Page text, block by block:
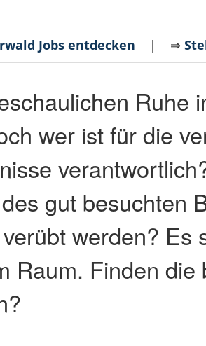
Jobs entdecken | ⇒
Ruhe
wer ist für die
gut besuchten
werden? Es
Raum. Finden